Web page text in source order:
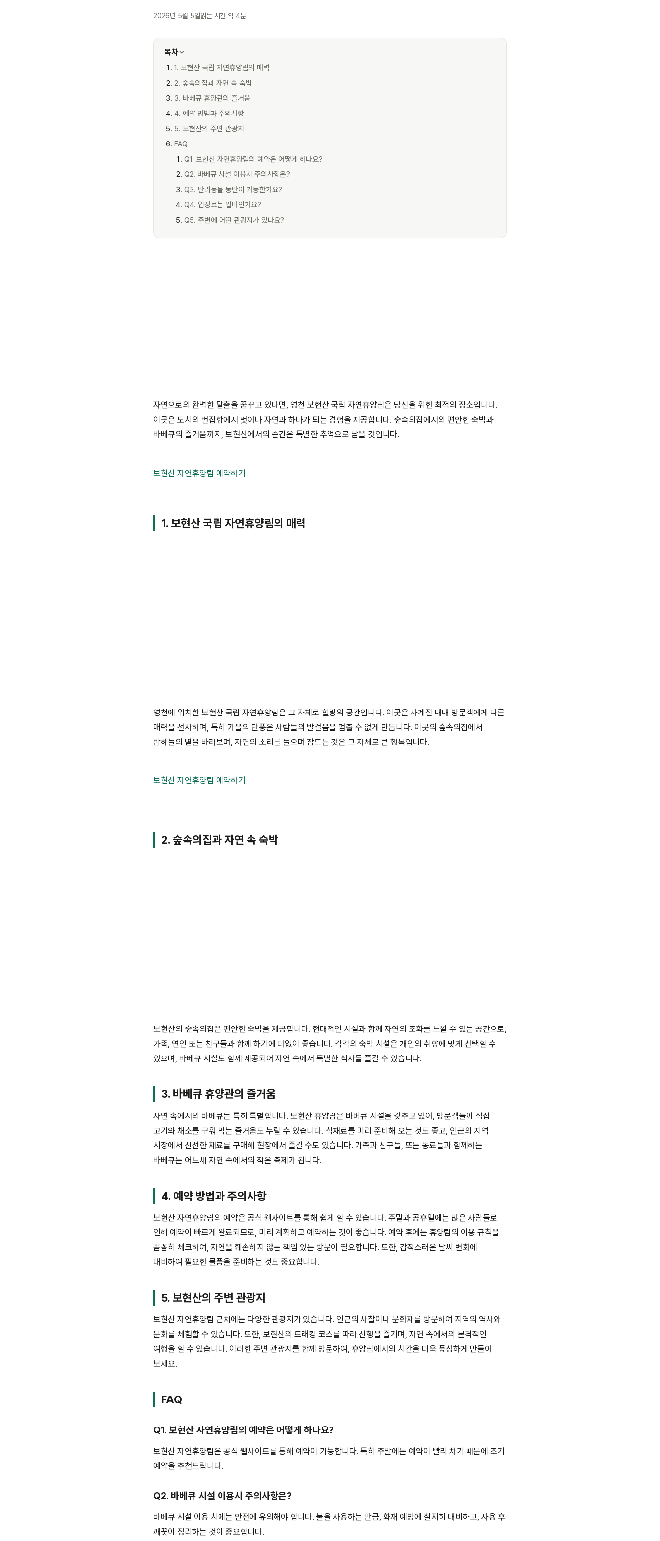
2026년 5월 5일읽는 시간 약 4분
목차
1. 보현산 국립 자연휴양림의 매력
2. 숲속의집과 자연 속 숙박
3. 바베큐 휴양관의 즐거움
4. 예약 방법과 주의사항
5. 보현산의 주변 관광지
FAQ
Q1. 보현산 자연휴양림의 예약은 어떻게 하나요?
Q2. 바베큐 시설 이용시 주의사항은?
Q3. 반려동물 동반이 가능한가요?
Q4. 입장료는 얼마인가요?
Q5. 주변에 어떤 관광지가 있나요?
자연으로의 완벽한 탈출을 꿈꾸고 있다면, 영천 보현산 국립 자연휴양림은 당신을 위한 최적의 장소입니다.
이곳은 도시의 번잡함에서 벗어나 자연과 하나가 되는 경험을 제공합니다. 숲속의집에서의 편안한 숙박과
바베큐의 즐거움까지, 보현산에서의 순간은 특별한 추억으로 남을 것입니다.
보현산 자연휴양림 예약하기
1. 보현산 국립 자연휴양림의 매력
영천에 위치한 보현산 국립 자연휴양림은 그 자체로 힐링의 공간입니다. 이곳은 사계절 내내 방문객에게 다른
매력을 선사하며, 특히 가을의 단풍은 사람들의 발걸음을 멈출 수 없게 만듭니다. 이곳의 숲속의집에서
밤하늘의 별을 바라보며, 자연의 소리를 들으며 잠드는 것은 그 자체로 큰 행복입니다.
보현산 자연휴양림 예약하기
2. 숲속의집과 자연 속 숙박
보현산의 숲속의집은 편안한 숙박을 제공합니다. 현대적인 시설과 함께 자연의 조화를 느낄 수 있는 공간으로,
가족, 연인 또는 친구들과 함께 하기에 더없이 좋습니다. 각각의 숙박 시설은 개인의 취향에 맞게 선택할 수
있으며, 바베큐 시설도 함께 제공되어 자연 속에서 특별한 식사를 즐길 수 있습니다.
3. 바베큐 휴양관의 즐거움
자연 속에서의 바베큐는 특히 특별합니다. 보현산 휴양림은 바베큐 시설을 갖추고 있어, 방문객들이 직접
고기와 채소를 구워 먹는 즐거움도 누릴 수 있습니다. 식재료를 미리 준비해 오는 것도 좋고, 인근의 지역
시장에서 신선한 재료를 구매해 현장에서 즐길 수도 있습니다. 가족과 친구들, 또는 동료들과 함께하는
바베큐는 어느새 자연 속에서의 작은 축제가 됩니다.
4. 예약 방법과 주의사항
보현산 자연휴양림의 예약은 공식 웹사이트를 통해 쉽게 할 수 있습니다. 주말과 공휴일에는 많은 사람들로
인해 예약이 빠르게 완료되므로, 미리 계획하고 예약하는 것이 좋습니다. 예약 후에는 휴양림의 이용 규칙을
꼼꼼히 체크하여, 자연을 훼손하지 않는 책임 있는 방문이 필요합니다. 또한, 갑작스러운 날씨 변화에
대비하여 필요한 물품을 준비하는 것도 중요합니다.
5. 보현산의 주변 관광지
보현산 자연휴양림 근처에는 다양한 관광지가 있습니다. 인근의 사찰이나 문화재를 방문하여 지역의 역사와
문화를 체험할 수 있습니다. 또한, 보현산의 트래킹 코스를 따라 산행을 즐기며, 자연 속에서의 본격적인
여행을 할 수 있습니다. 이러한 주변 관광지를 함께 방문하여, 휴양림에서의 시간을 더욱 풍성하게 만들어
보세요.
FAQ
Q1. 보현산 자연휴양림의 예약은 어떻게 하나요?
보현산 자연휴양림은 공식 웹사이트를 통해 예약이 가능합니다. 특히 주말에는 예약이 빨리 차기 때문에 조기
예약을 추천드립니다.
Q2. 바베큐 시설 이용시 주의사항은?
바베큐 시설 이용 시에는 안전에 유의해야 합니다. 불을 사용하는 만큼, 화재 예방에 철저히 대비하고, 사용 후
깨끗이 정리하는 것이 중요합니다.